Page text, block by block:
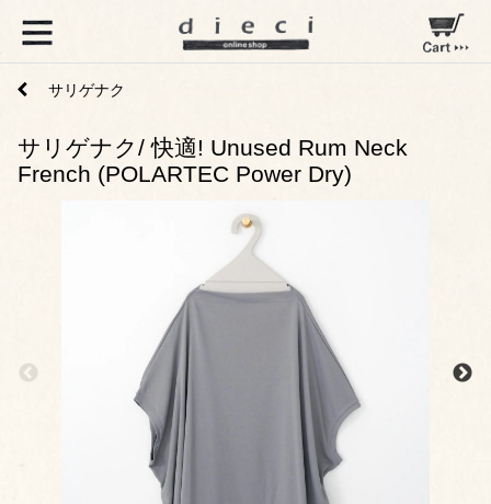
サリゲナク
サリゲナク/ 快適! Unused Rum Neck
French (POLARTEC Power Dry)